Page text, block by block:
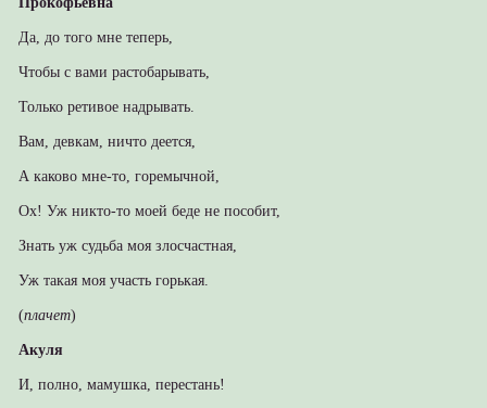
Да, до того мне теперь,
Чтобы с вами растобарывать,
Только ретивое надрывать.
Вам, девкам, ничто деется,
А каково мне-то, горемычной,
Ох! Уж никто-то моей беде не пособит,
Знать уж судьба моя злосчастная,
Уж такая моя участь горькая.
(плачет)
Акуля
И, полно, мамушка, перестань!